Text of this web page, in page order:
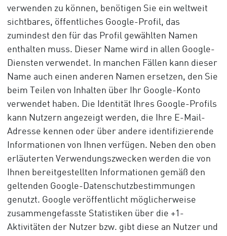
verwenden zu können, benötigen Sie ein weltweit
sichtbares, öffentliches Google-Profil, das
zumindest den für das Profil gewählten Namen
enthalten muss. Dieser Name wird in allen Google-
Diensten verwendet. In manchen Fällen kann dieser
Name auch einen anderen Namen ersetzen, den Sie
beim Teilen von Inhalten über Ihr Google-Konto
verwendet haben. Die Identität Ihres Google-Profils
kann Nutzern angezeigt werden, die Ihre E-Mail-
Adresse kennen oder über andere identifizierende
Informationen von Ihnen verfügen. Neben den oben
erläuterten Verwendungszwecken werden die von
Ihnen bereitgestellten Informationen gemäß den
geltenden Google-Datenschutzbestimmungen
genutzt. Google veröffentlicht möglicherweise
zusammengefasste Statistiken über die +1-
Aktivitäten der Nutzer bzw. gibt diese an Nutzer und